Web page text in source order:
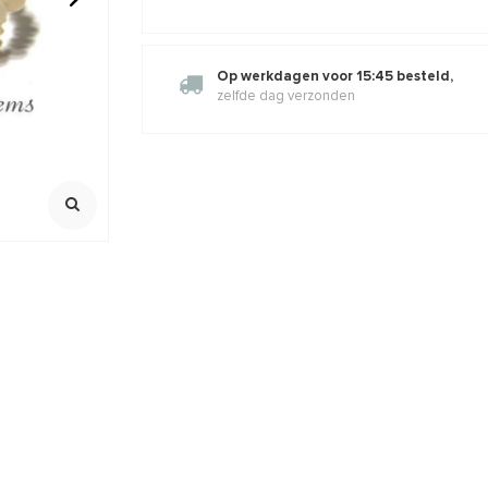
100% Natuurlijk
Op werkdagen voor 15:45 besteld,
zelfde dag verzonden